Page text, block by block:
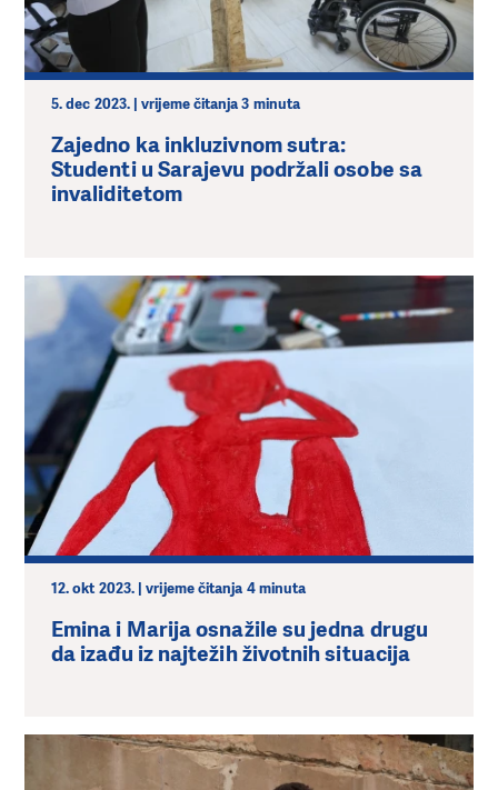
5. dec 2023. | vrijeme čitanja 3 minuta
Zajedno ka inkluzivnom sutra:
Studenti u Sarajevu podržali osobe sa
invaliditetom
12. okt 2023. | vrijeme čitanja 4 minuta
Emina i Marija osnažile su jedna drugu
da izađu iz najtežih životnih situacija